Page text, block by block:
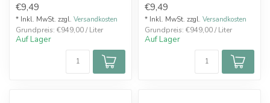
Cookies mit dem C...
€9,49
* Inkl. MwSt. zzgl. Versandkosten
Grundpreis: €949,00 / Liter
Auf Lager
Art werden ko...
€9,49
* Inkl. MwSt. zzgl. Versandkosten
Grundpreis: €949,00 / Liter
Auf Lager